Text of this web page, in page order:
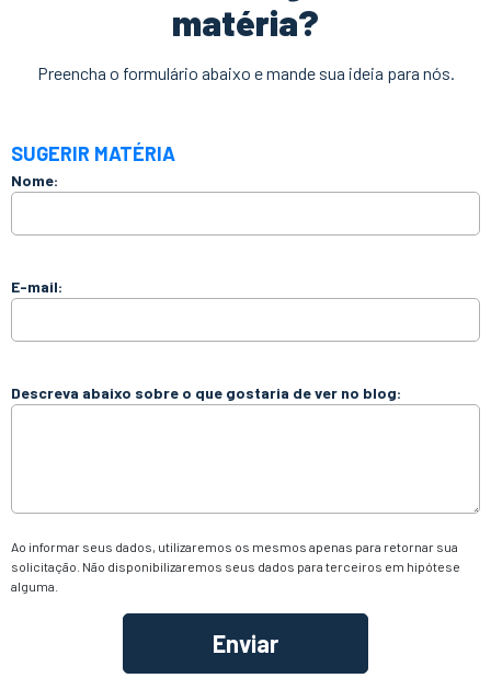
matéria?
Preencha o formulário abaixo e mande sua ideia para nós.
SUGERIR MATÉRIA
Nome:
E-mail:
Descreva abaixo sobre o que gostaria de ver no blog:
Ao informar seus dados, utilizaremos os mesmos apenas para retornar sua
solicitação. Não disponibilizaremos seus dados para terceiros em hipótese
alguma.